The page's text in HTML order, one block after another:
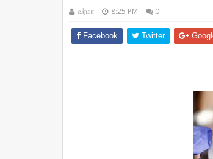
வர்மா 8:25 PM 0
Facebook Twitter